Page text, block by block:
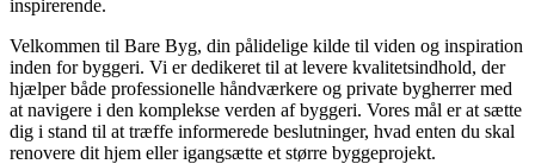
inspirerende.
Velkommen til Bare Byg, din pålidelige kilde til viden og inspiration
inden for byggeri. Vi er dedikeret til at levere kvalitetsindhold, der
hjælper både professionelle håndværkere og private bygherrer med
at navigere i den komplekse verden af byggeri. Vores mål er at sætte
dig i stand til at træffe informerede beslutninger, hvad enten du skal
renovere dit hjem eller igangsætte et større byggeprojekt.